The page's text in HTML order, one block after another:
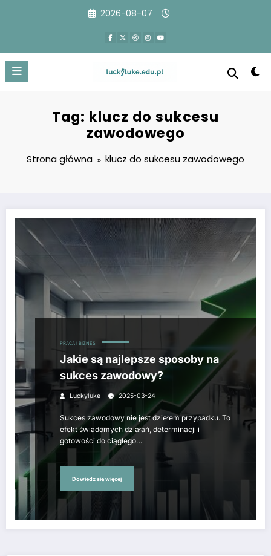
2026-08-07
Tag: klucz do sukcesu
zawodowego
Strona główna klucz do sukcesu zawodowego
PRACA I BIZNES
Jakie są najlepsze sposoby na
sukces zawodowy?
Luckyluke 2025-03-24
Sukces zawodowy nie jest dziełem przypadku. To
efekt świadomych działań, determinacji i
gotowości do ciągłego…
Dowiedz się więcej